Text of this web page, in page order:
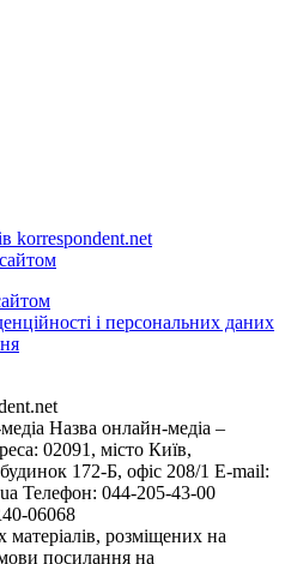
korrespondent.net
і персональних даних
Назва онлайн-медіа –
02091, місто Київ,
172-Б, офіс 208/1 E-mail:
Телефон: 044-205-43-00
06068
розміщених на
посилання на